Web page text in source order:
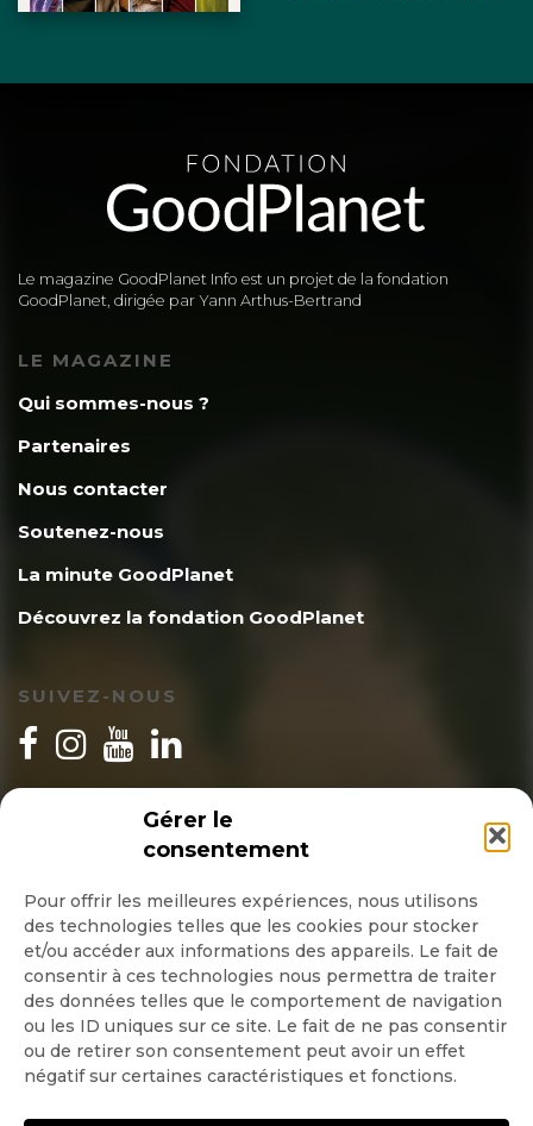
Gérer le
consentement
Pour offrir les meilleures expériences, nous utilisons
des technologies telles que les cookies pour stocker
et/ou accéder aux informations des appareils. Le fait de
consentir à ces technologies nous permettra de traiter
des données telles que le comportement de navigation
ou les ID uniques sur ce site. Le fait de ne pas consentir
ou de retirer son consentement peut avoir un effet
négatif sur certaines caractéristiques et fonctions.
Le magazine GoodPlanet Info est un projet de la fondation
GoodPlanet, dirigée par Yann Arthus-Bertrand
LE MAGAZINE
Qui sommes-nous ?
Partenaires
Nous contacter
Soutenez-nous
La minute GoodPlanet
Découvrez la fondation GoodPlanet
SUIVEZ-NOUS
INSCRIPTION NEWSLETTER
Quotidienne
Hebdo
OK